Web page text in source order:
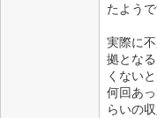
たようで
実際に
拠とな
くない
何回あ
らいの